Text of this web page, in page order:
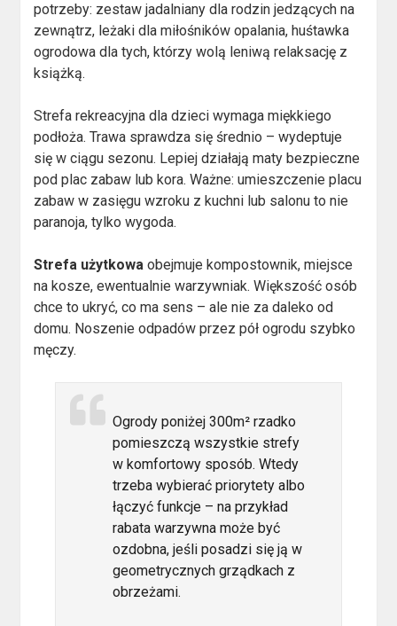
potrzeby: zestaw jadalniany dla rodzin jedzących na
zewnątrz, leżaki dla miłośników opalania, huśtawka
ogrodowa dla tych, którzy wolą leniwą relaksację z
książką.
Strefa rekreacyjna dla dzieci wymaga miękkiego
podłoża. Trawa sprawdza się średnio – wydeptuje
się w ciągu sezonu. Lepiej działają maty bezpieczne
pod plac zabaw lub kora. Ważne: umieszczenie placu
zabaw w zasięgu wzroku z kuchni lub salonu to nie
paranoja, tylko wygoda.
Strefa użytkowa obejmuje kompostownik, miejsce
na kosze, ewentualnie warzywniak. Większość osób
chce to ukryć, co ma sens – ale nie za daleko od
domu. Noszenie odpadów przez pół ogrodu szybko
męczy.
Ogrody poniżej 300m² rzadko
pomieszczą wszystkie strefy
w komfortowy sposób. Wtedy
trzeba wybierać priorytety albo
łączyć funkcje – na przykład
rabata warzywna może być
ozdobna, jeśli posadzi się ją w
geometrycznych grządkach z
obrzeżami.